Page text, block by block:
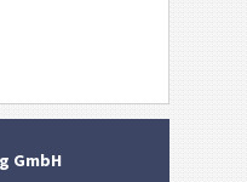
GmbH